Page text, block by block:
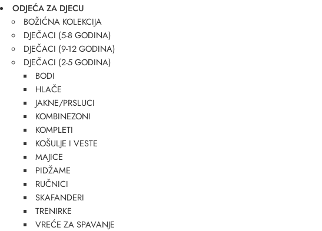
ODJEĆA ZA DJECU
BOŽIĆNA KOLEKCIJA
DJEČACI (5-8 GODINA)
DJEČACI (9-12 GODINA)
DJEČACI (2-5 GODINA)
BODI
HLAČE
JAKNE/PRSLUCI
KOMBINEZONI
KOMPLETI
KOŠULJE I VESTE
MAJICE
PIDŽAME
RUČNICI
SKAFANDERI
TRENIRKE
VREĆE ZA SPAVANJE